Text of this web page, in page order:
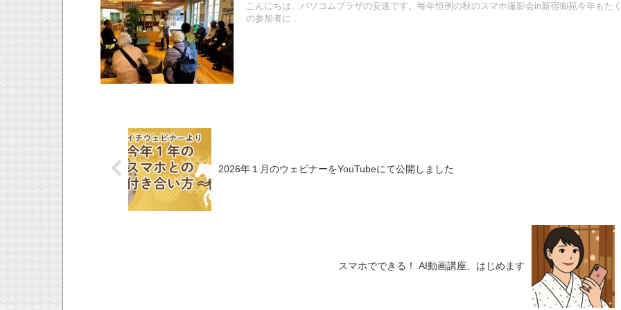
こんにちは、パソコムプラザの安達です。毎年恒例の秋のスマホ撮影会in新宿御苑今年もた
の参加者に...
2026年１月のウェビナーをYouTubeにて公開しました
スマホでできる！ AI動画講座、はじめます